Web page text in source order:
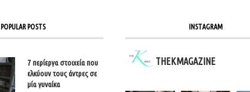
POPULAR POSTS
7 περίεργα στοιχεία που
ελκύουν τους άντρες σε
μία γυναίκα
INSTAGRAM
THEKMAGAZINE